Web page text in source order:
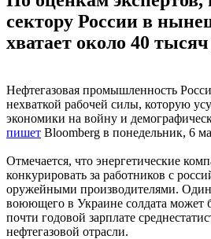
сектору России в
хватает около 40
Нефтегазовая промышленность
нехваткой рабочей силы, которую
экономики на войну и
пишет Bloomberg в понедельник, 6
Отмечается, что энергетические
конкурировать за работников с
оружейными производителями.
воюющего в Украине солдата может
почти годовой зарплате
нефтегазовой отрасли.